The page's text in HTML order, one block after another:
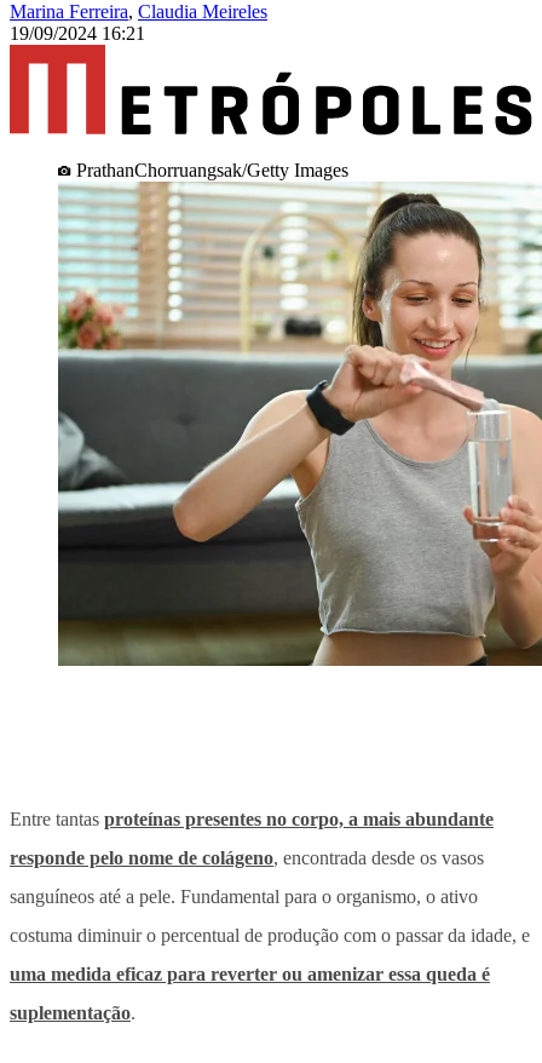
Marina Ferreira, Claudia Meireles
19/09/2024 16:21
PrathanChorruangsak/Getty Images
Entre tantas proteínas presentes no corpo, a mais abundante
responde pelo nome de colágeno, encontrada desde os vasos
sanguíneos até a pele. Fundamental para o organismo, o ativo
costuma diminuir o percentual de produção com o passar da idade, e
uma medida eficaz para reverter ou amenizar essa queda é
suplementação.